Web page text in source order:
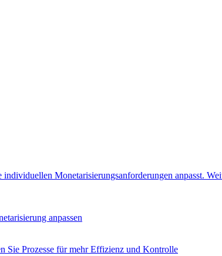
Monetarisierungsanforderungen anpasst.
anpassen
Sie Prozesse für mehr Effizienz und Kontrolle